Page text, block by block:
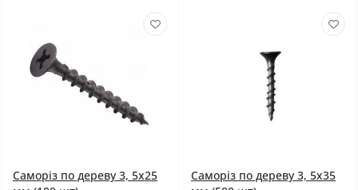
Саморіз по дереву 3, 5x25
Саморіз по дереву 3, 5x35